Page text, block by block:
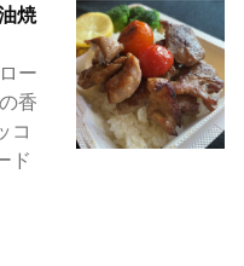
焼
ー
香
コ
ド